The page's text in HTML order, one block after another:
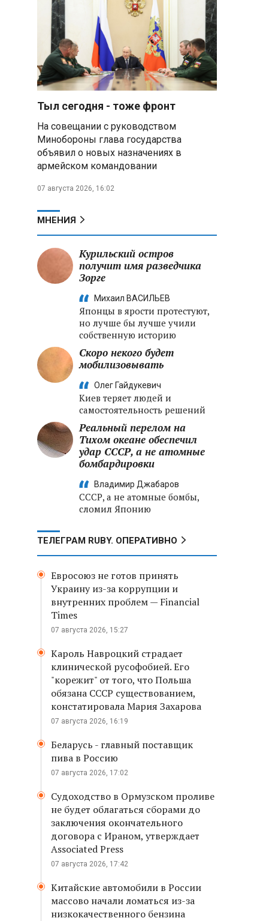
Минобороны РФ: «Искандер»
уничтожил эшелон с техникой
ВСУ в Днепропетровской
области
Главы правительств ЕАЭС
подписали три соглашения по
e‑торговле, биржевому рынку и
ученым званиям
Александр Лукашенко:
Хотите «собирать сливки» в
городах — отвечайте и за
отдалённые деревни
Минобороны РФ: установлен
Харьковской области
криптообменников в «Москва-
Сити», через которую
украинские call-центры
Тыл сегодня - тоже фронт
На совещании с руководством
Минобороны глава государства
объявил о новых назначениях в
армейском командовании
07 августа 2026, 16:02
МНЕНИЯ
Курильский остров
получит имя разведчика
Зорге
Михаил ВАСИЛЬЕВ
Японцы в ярости протестуют,
но лучше бы лучше учили
собственную историю
Скоро некого будет
мобилизовывать
Олег Гайдукевич
Киев теряет людей и
самостоятельность решений
Реальный перелом на
Тихом океане обеспечил
удар СССР, а не атомные
бомбардировки
Владимир Джабаров
СССР, а не атомные бомбы,
сломил Японию
ТЕЛЕГРАМ RUBY. ОПЕРАТИВНО
Евросоюз не готов принять
Украину из-за коррупции и
внутренних проблем — Financial
Times
07 августа 2026, 15:27
Кароль Навроцкий страдает
клинической русофобией. Его
"корежит" от того, что Польша
обязана СССР существованием,
констатировала Мария Захарова
07 августа 2026, 16:19
Беларусь - главный поставщик
пива в Россию
07 августа 2026, 17:02
Судоходство в Ормузском проливе
не будет облагаться сборами до
заключения окончательного
договора с Ираном, утверждает
Associated Press
07 августа 2026, 17:42
Китайские автомобили в России
массово начали ломаться из-за
низкокачественного бензина